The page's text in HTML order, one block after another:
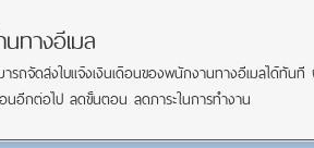
ทางอีเมล
รถจัดส่งใบแจ้งเงินเดือนของพนักงานทางอีเมลได้ทั
นอีกต่อไป ลดขั้นตอน ลดภาระในการทำงาน